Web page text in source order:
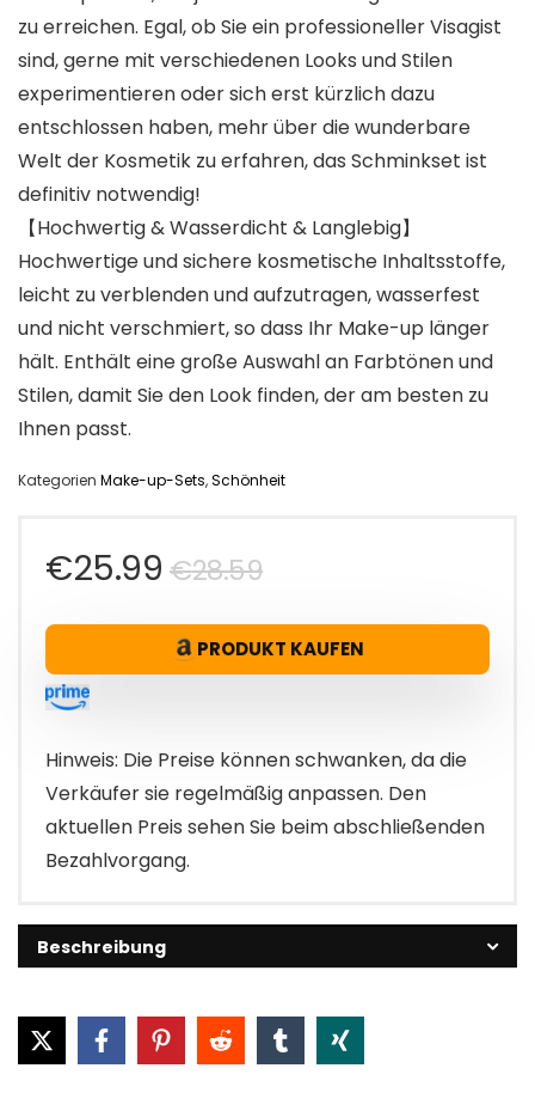
zu erreichen. Egal, ob Sie ein professioneller Visagist
sind, gerne mit verschiedenen Looks und Stilen
experimentieren oder sich erst kürzlich dazu
entschlossen haben, mehr über die wunderbare
Welt der Kosmetik zu erfahren, das Schminkset ist
definitiv notwendig!
【Hochwertig & Wasserdicht & Langlebig】
Hochwertige und sichere kosmetische Inhaltsstoffe,
leicht zu verblenden und aufzutragen, wasserfest
und nicht verschmiert, so dass Ihr Make-up länger
hält. Enthält eine große Auswahl an Farbtönen und
Stilen, damit Sie den Look finden, der am besten zu
Ihnen passt.
Kategorien Make-up-Sets,Schönheit
€28.59Ursprünglicher
Preis
war:
€25.99
Aktueller
Preis
ist:
PRODUKT KAUFEN
Hinweis: Die Preise können schwanken, da die
Verkäufer sie regelmäßig anpassen. Den
aktuellen Preis sehen Sie beim abschließenden
Bezahlvorgang.
Beschreibung